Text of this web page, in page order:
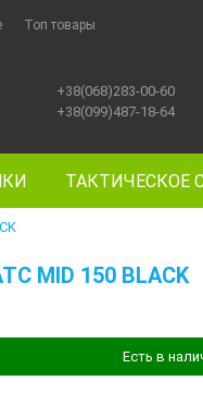
Топ товары
+38(068)283-00-60
+38(099)487-18-64
ТАКТИЧЕСКОЕ
MID 150 BLACK
Есть в